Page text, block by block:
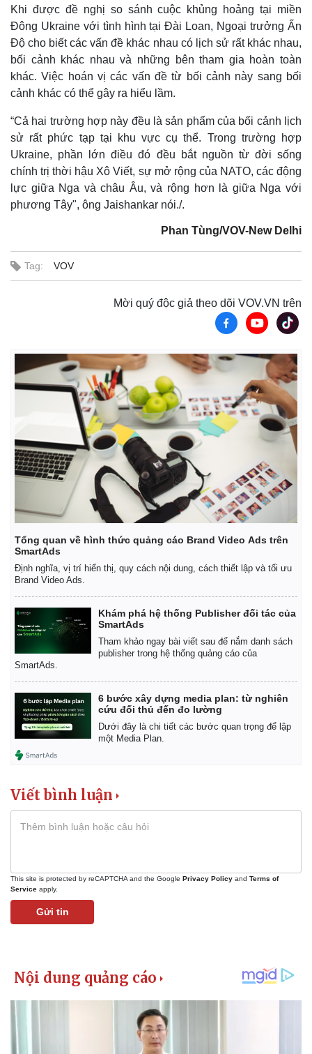
Video
E-Magazine
Khi được đề nghị so sánh cuộc khủng hoảng tại miền
Đông Ukraine với tình hình tại Đài Loan, Ngoại trưởng Ấn
Độ cho biết các vấn đề khác nhau có lịch sử rất khác nhau,
bối cảnh khác nhau và những bên tham gia hoàn toàn
khác. Việc hoán vị các vấn đề từ bối cảnh này sang bối
cảnh khác có thể gây ra hiểu lầm.
“Cả hai trường hợp này đều là sản phẩm của bối cảnh lịch
sử rất phức tạp tại khu vực cụ thể. Trong trường hợp
Ukraine, phần lớn điều đó đều bắt nguồn từ đời sống
chính trị thời hậu Xô Viết, sự mở rộng của NATO, các động
lực giữa Nga và châu Âu, và rộng hơn là giữa Nga với
phương Tây", ông Jaishankar nói./.
Phan Tùng/VOV-New Delhi
Tag: VOV
Mời quý độc giả theo dõi VOV.VN trên
Tổng quan về hình thức quảng cáo Brand Video Ads trên
SmartAds
Định nghĩa, vị trí hiển thị, quy cách nội dung, cách thiết lập và tối ưu
Brand Video Ads.
Khám phá hệ thống Publisher đối tác của
SmartAds
Tham khảo ngay bài viết sau để nắm danh sách
publisher trong hệ thống quảng cáo của
SmartAds.
6 bước xây dựng media plan: từ nghiên
cứu đối thủ đến đo lường
Dưới đây là chi tiết các bước quan trọng để lập
một Media Plan.
Viết bình luận
This site is protected by reCAPTCHA and the Google Privacy Policy and Terms of
Service apply.
Gửi tin